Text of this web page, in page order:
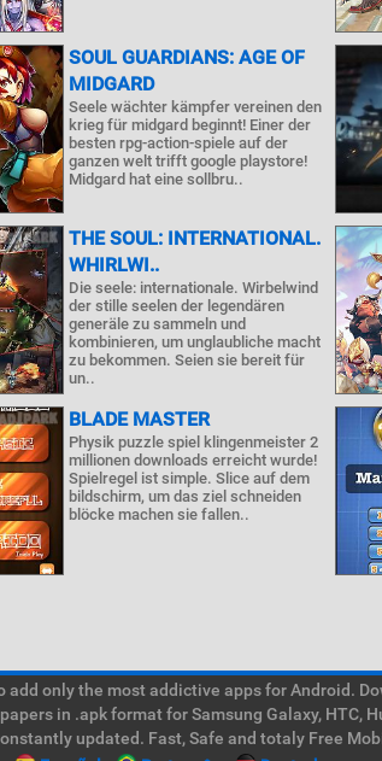
SOUL GUARDIANS: AGE OF
MIDGARD
Seele wächter kämpfer vereinen den
krieg für midgard beginnt! Einer der
besten rpg-action-spiele auf der
ganzen welt trifft google playstore!
Midgard hat eine sollbru..
THE SOUL: INTERNATIONAL.
WHIRLWI..
Die seele: internationale. Wirbelwind
der stille seelen der legendären
generäle zu sammeln und
kombinieren, um unglaubliche macht
zu bekommen. Seien sie bereit für
un..
BLADE MASTER
Physik puzzle spiel klingenmeister 2
millionen downloads erreicht wurde!
Spielregel ist simple. Slice auf dem
bildschirm, um das ziel schneiden
blöcke machen sie fallen..
only the most addictive apps for Android.
in .apk format for Samsung Galaxy, HTC,
updated. Fast, Safe and totaly Free